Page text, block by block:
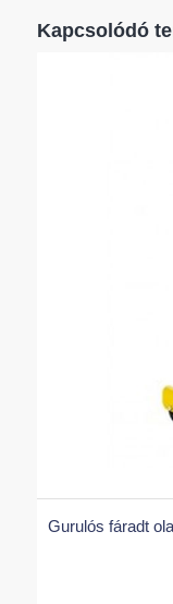
Kapcsolódó
Gurulós fáradt